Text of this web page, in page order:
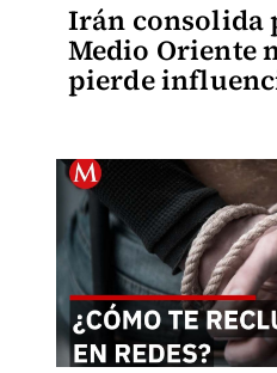
Irán consolida
Medio Oriente
pierde